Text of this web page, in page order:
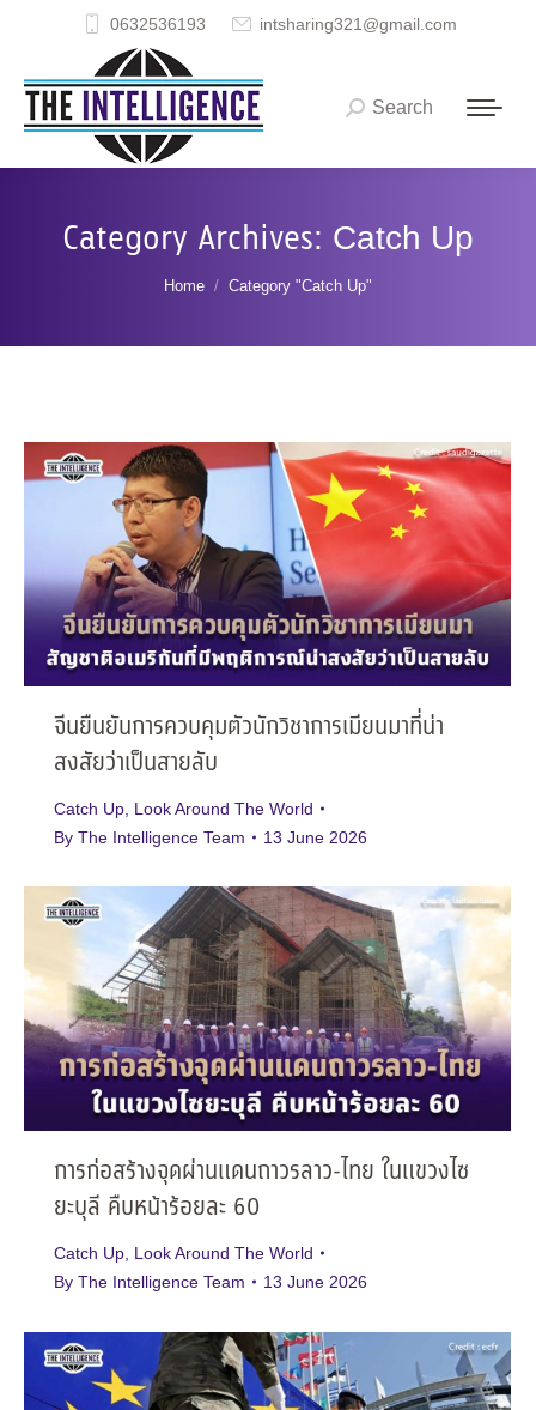
0632536193 intsharing321@gmail.com
Search:
Search
Category Archives: Catch Up
You are here:
Home Category "Catch Up"
จีนยืนยันการควบคุมตัวนักวิชาการเมียนมาที่น่า
สงสัยว่าเป็นสายลับ
Catch Up Look Around The World
By The Intelligence Team 13 June 2026
การก่อสร้างจุดผ่านแดนถาวรลาว-ไทย ในแขวงไซ
ยะบุลี คืบหน้าร้อยละ 60
Catch Up Look Around The World
By The Intelligence Team 13 June 2026